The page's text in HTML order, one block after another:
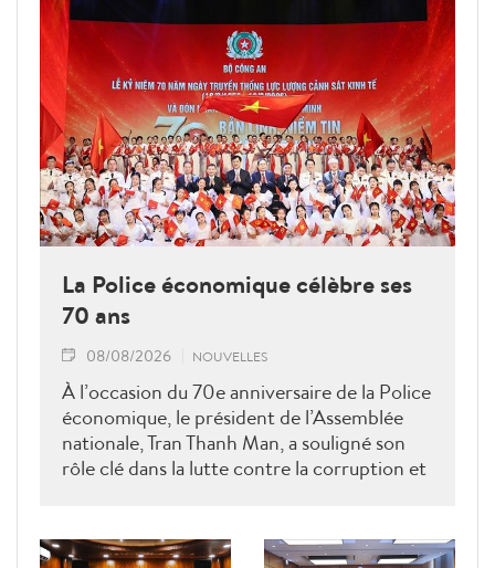
La Police économique célèbre ses
70 ans
08/08/2026 NOUVELLES
À l’occasion du 70e anniversaire de la Police
économique, le président de l’Assemblée
nationale, Tran Thanh Man, a souligné son
rôle clé dans la lutte contre la corruption et